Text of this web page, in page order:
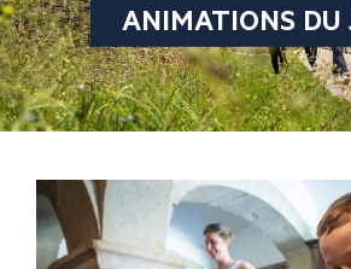
ANIMATIONS DU